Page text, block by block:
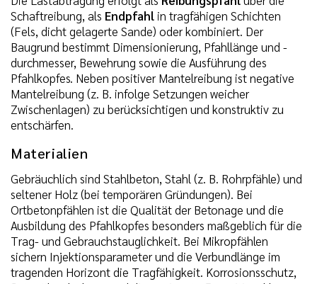
Schaftreibung, als Endpfahl in tragfähigen Schichten
(Fels, dicht gelagerte Sande) oder kombiniert. Der
Baugrund bestimmt Dimensionierung, Pfahllänge und -
durchmesser, Bewehrung sowie die Ausführung des
Pfahlkopfes. Neben positiver Mantelreibung ist negative
Mantelreibung (z. B. infolge Setzungen weicher
Zwischenlagen) zu berücksichtigen und konstruktiv zu
entschärfen.
Materialien
Gebräuchlich sind Stahlbeton, Stahl (z. B. Rohrpfähle) und
seltener Holz (bei temporären Gründungen). Bei
Ortbetonpfählen ist die Qualität der Betonage und die
Ausbildung des Pfahlkopfes besonders maßgeblich für die
Trag- und Gebrauchstauglichkeit. Bei Mikropfählen
sichern Injektionsparameter und die Verbundlänge im
tragenden Horizont die Tragfähigkeit. Korrosionsschutz,